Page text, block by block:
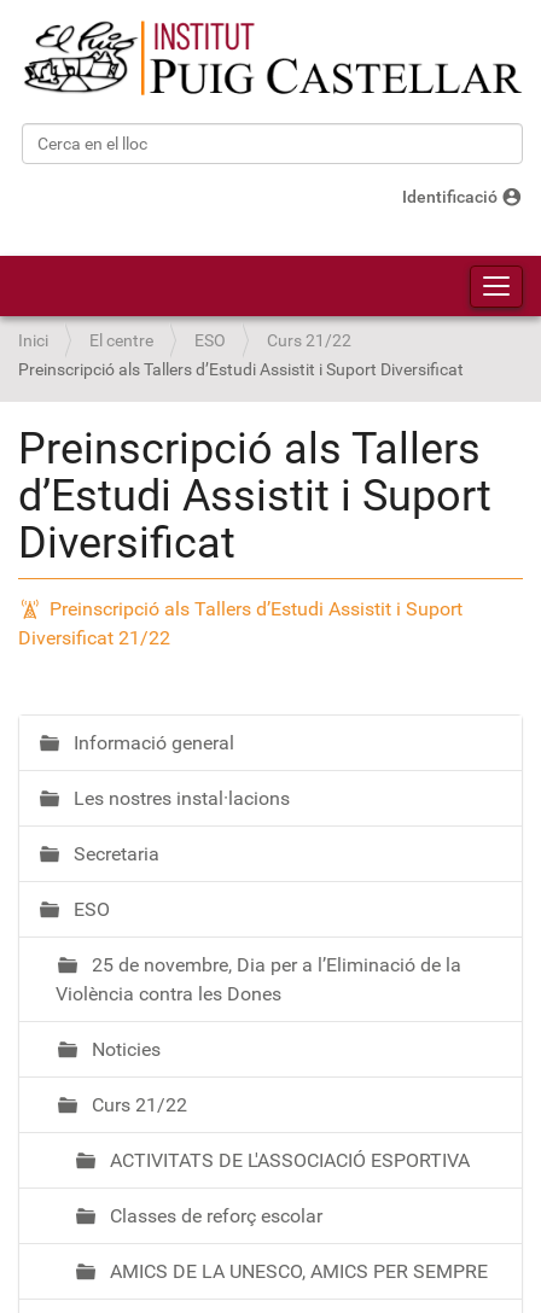
Cerca
Identificació account_circle
Inici El centre ESO
Curs 21/22
Preinscripció als Tallers d’Estudi Assistit i Suport Diversificat
Preinscripció als Tallers
d’Estudi Assistit i Suport
Diversificat
Preinscripció als Tallers d’Estudi Assistit i Suport
Diversificat 21/22
N
a
v
e
g
a
c
Informació general
Les nostres instal·lacions
Secretaria
ESO
25 de novembre, Dia per a l’Eliminació de la
Violència contra les Dones
Noticies
Curs 21/22
ACTIVITATS DE L'ASSOCIACIÓ ESPORTIVA
Classes de reforç escolar
AMICS DE LA UNESCO, AMICS PER SEMPRE